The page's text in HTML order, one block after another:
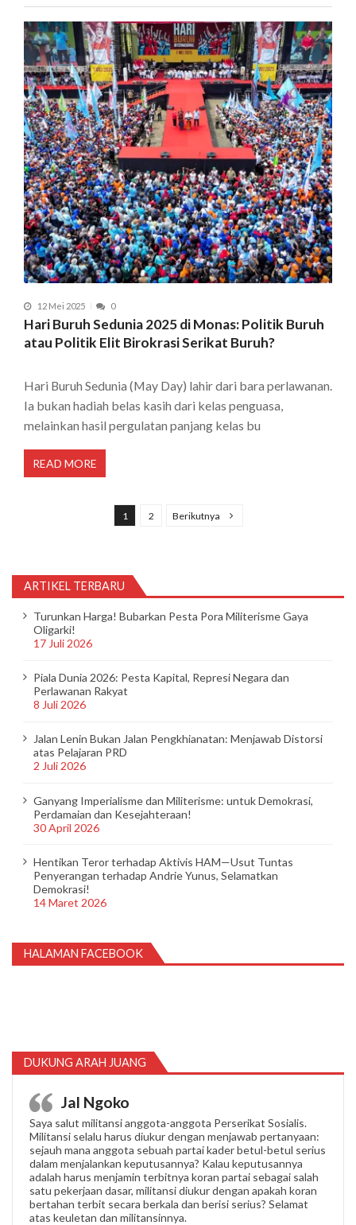
12 Mei 2025 0
Hari Buruh Sedunia 2025 di Monas: Politik Buruh
atau Politik Elit Birokrasi Serikat Buruh?
Hari Buruh Sedunia (May Day) lahir dari bara perlawanan.
Ia bukan hadiah belas kasih dari kelas penguasa,
melainkan hasil pergulatan panjang kelas bu
READ MORE
n
a
s
p
1 2 Berikutnya
ARTIKEL TERBARU
Turunkan Harga! Bubarkan Pesta Pora Militerisme Gaya
Oligarki!
17 Juli 2026
Piala Dunia 2026: Pesta Kapital, Represi Negara dan
Perlawanan Rakyat
8 Juli 2026
Jalan Lenin Bukan Jalan Pengkhianatan: Menjawab Distorsi
atas Pelajaran PRD
2 Juli 2026
Ganyang Imperialisme dan Militerisme: untuk Demokrasi,
Perdamaian dan Kesejahteraan!
30 April 2026
Hentikan Teror terhadap Aktivis HAM—Usut Tuntas
Penyerangan terhadap Andrie Yunus, Selamatkan
Demokrasi!
14 Maret 2026
HALAMAN FACEBOOK
DUKUNG ARAH JUANG
Jal Ngoko
Saya salut militansi anggota-anggota Perserikat Sosialis.
Militansi selalu harus diukur dengan menjawab pertanyaan:
sejauh mana anggota sebuah partai kader betul-betul serius
dalam menjalankan keputusannya? Kalau keputusannya
adalah harus menjamin terbitnya koran partai sebagai salah
satu pekerjaan dasar, militansi diukur dengan apakah koran
bertahan terbit secara berkala dan berisi serius? Selamat
atas keuletan dan militansinnya.